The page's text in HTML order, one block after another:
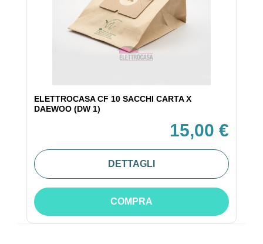
ELETTROCASA CF 10 SACCHI CARTA X
DAEWOO (DW 1)
15,00 €
DETTAGLI
COMPRA